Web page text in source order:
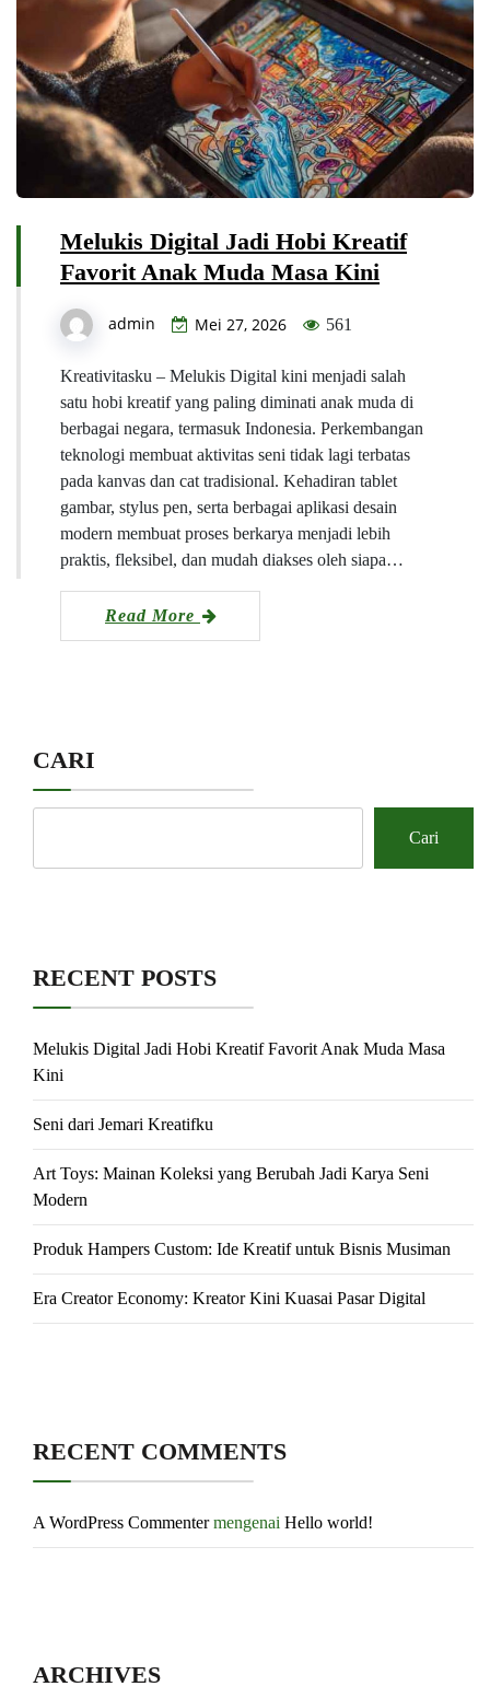
Melukis Digital Jadi Hobi Kreatif
Favorit Anak Muda Masa Kini
admin Mei 27, 2026 561
Kreativitasku – Melukis Digital kini menjadi salah
satu hobi kreatif yang paling diminati anak muda di
berbagai negara, termasuk Indonesia. Perkembangan
teknologi membuat aktivitas seni tidak lagi terbatas
pada kanvas dan cat tradisional. Kehadiran tablet
gambar, stylus pen, serta berbagai aplikasi desain
modern membuat proses berkarya menjadi lebih
praktis, fleksibel, dan mudah diakses oleh siapa…
Read More
CARI
Cari
RECENT POSTS
Melukis Digital Jadi Hobi Kreatif Favorit Anak Muda Masa
Kini
Seni dari Jemari Kreatifku
Art Toys: Mainan Koleksi yang Berubah Jadi Karya Seni
Modern
Produk Hampers Custom: Ide Kreatif untuk Bisnis Musiman
Era Creator Economy: Kreator Kini Kuasai Pasar Digital
RECENT COMMENTS
A WordPress Commentermengenai Hello world!
ARCHIVES